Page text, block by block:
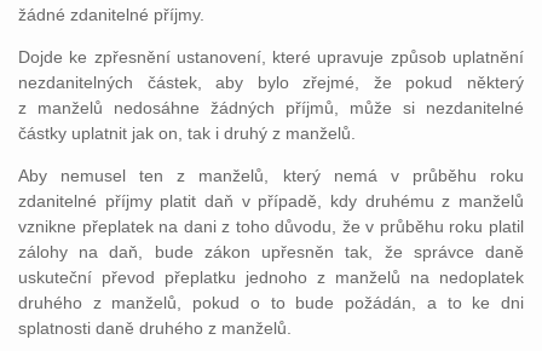
žádné zdanitelné příjmy.
Dojde ke zpřesnění ustanovení, které upravuje způsob uplatnění
nezdanitelných částek, aby bylo zřejmé, že pokud některý
z manželů nedosáhne žádných příjmů, může si nezdanitelné
částky uplatnit jak on, tak i druhý z manželů.
Aby nemusel ten z manželů, který nemá v průběhu roku
zdanitelné příjmy platit daň v případě, kdy druhému z manželů
vznikne přeplatek na dani z toho důvodu, že v průběhu roku platil
zálohy na daň, bude zákon upřesněn tak, že správce daně
uskuteční převod přeplatku jednoho z manželů na nedoplatek
druhého z manželů, pokud o to bude požádán, a to ke dni
splatnosti daně druhého z manželů.